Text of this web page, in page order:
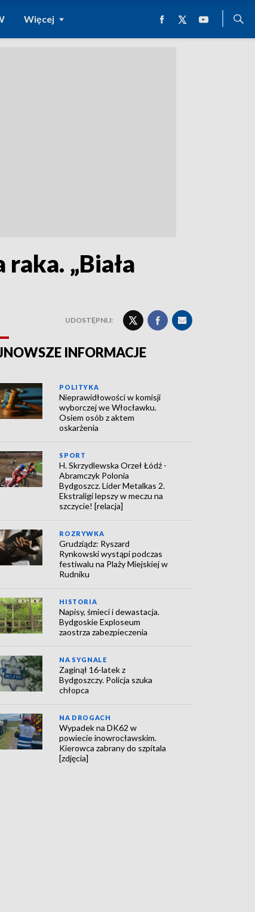
Więcej
„Biała
UDOSTĘPNIJ:
INFORMACJE
POLITYKA
Nieprawidłowości w komisji
wyborczej we Włocławku.
Osiem osób z aktem
oskarżenia
SPORT
H. Skrzydlewska Orzeł Łódź -
Abramczyk Polonia
Bydgoszcz. Lider Metalkas 2.
Ekstraligi lepszy w meczu na
szczycie! [relacja]
ROZRYWKA
Grudziądz: Ryszard
Rynkowski wystąpi podczas
festiwalu na Plaży Miejskiej w
Rudniku
HISTORIA
Napisy, śmieci i dewastacja.
Bydgoskie Exploseum
zaostrza zabezpieczenia
NA SYGNALE
Zaginął 16-latek z
Bydgoszczy. Policja szuka
chłopca
NA DROGACH
Wypadek na DK62 w
powiecie inowrocławskim.
Kierowca zabrany do szpitala
[zdjęcia]